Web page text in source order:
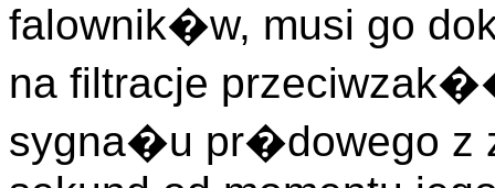
falownik�w, musi go
na filtracje
sygna�u pr�dowego z